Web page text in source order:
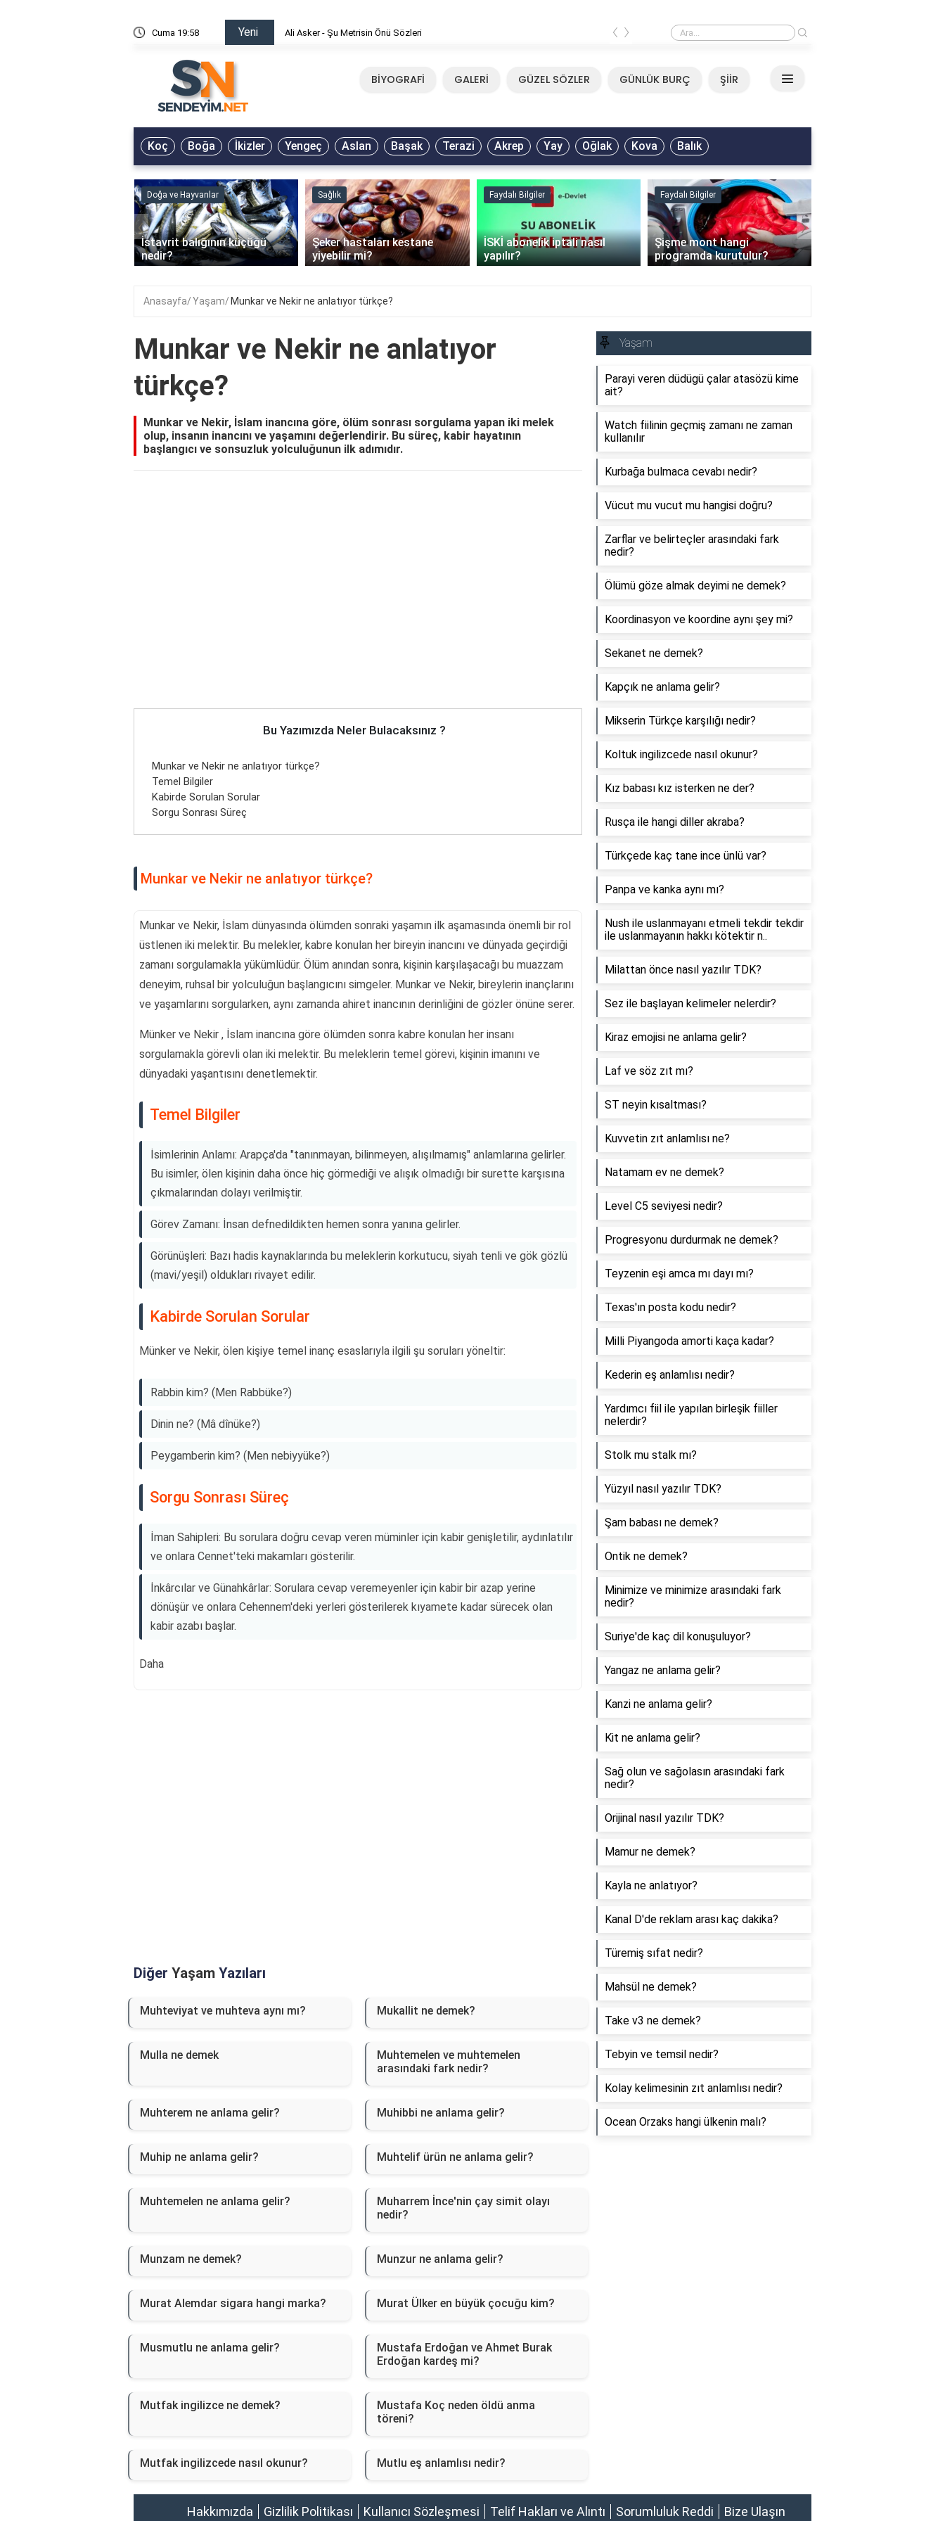
Cuma 19:58 Yeni Ali Asker - Şu Metrisin Önü Sözleri Mirkelam - Tavla Sözleri
‹ ›
BİYOGRAFİ GALERİ GÜZEL SÖZLER GÜNLÜK BURÇ ŞİİR
Koç Boğa İkizler Yengeç Aslan Başak Terazi Akrep Yay Oğlak Kova Balık
Doğa ve Hayvanlar
İstavrit balığının küçüğü
nedir?
Sağlık
Şeker hastaları kestane
yiyebilir mi?
Faydalı Bilgiler
İSKİ abonelik iptali nasıl
yapılır?
Faydalı Bilgiler
Şişme mont hangi
programda kurutulur?
‹ ›
Anasayfa Yaşam Munkar ve Nekir ne anlatıyor türkçe?
Munkar ve Nekir ne anlatıyor
türkçe?
Munkar ve Nekir, İslam inancına göre, ölüm sonrası sorgulama yapan iki melek
olup, insanın inancını ve yaşamını değerlendirir. Bu süreç, kabir hayatının
başlangıcı ve sonsuzluk yolculuğunun ilk adımıdır.
Bu Yazımızda Neler Bulacaksınız ?
Munkar ve Nekir ne anlatıyor türkçe?
Temel Bilgiler
Kabirde Sorulan Sorular
Sorgu Sonrası Süreç
Munkar ve Nekir ne anlatıyor türkçe?
Munkar ve Nekir, İslam dünyasında ölümden sonraki yaşamın ilk aşamasında önemli bir rol
üstlenen iki melektir. Bu melekler, kabre konulan her bireyin inancını ve dünyada geçirdiği
zamanı sorgulamakla yükümlüdür. Ölüm anından sonra, kişinin karşılaşacağı bu muazzam
deneyim, ruhsal bir yolculuğun başlangıcını simgeler. Munkar ve Nekir, bireylerin inançlarını
ve yaşamlarını sorgularken, aynı zamanda ahiret inancının derinliğini de gözler önüne serer.
Münker ve Nekir , İslam inancına göre ölümden sonra kabre konulan her insanı
sorgulamakla görevli olan iki melektir. Bu meleklerin temel görevi, kişinin imanını ve
dünyadaki yaşantısını denetlemektir.
Temel Bilgiler
İsimlerinin Anlamı: Arapça'da "tanınmayan, bilinmeyen, alışılmamış" anlamlarına gelirler.
Bu isimler, ölen kişinin daha önce hiç görmediği ve alışık olmadığı bir surette karşısına
çıkmalarından dolayı verilmiştir.
Görev Zamanı: İnsan defnedildikten hemen sonra yanına gelirler.
Görünüşleri: Bazı hadis kaynaklarında bu meleklerin korkutucu, siyah tenli ve gök gözlü
(mavi/yeşil) oldukları rivayet edilir.
Kabirde Sorulan Sorular
Münker ve Nekir, ölen kişiye temel inanç esaslarıyla ilgili şu soruları yöneltir:
Rabbin kim? (Men Rabbüke?)
Dinin ne? (Mâ dînüke?)
Peygamberin kim? (Men nebiyyüke?)
Sorgu Sonrası Süreç
İman Sahipleri: Bu sorulara doğru cevap veren müminler için kabir genişletilir, aydınlatılır
ve onlara Cennet'teki makamları gösterilir.
İnkârcılar ve Günahkârlar: Sorulara cevap veremeyenler için kabir bir azap yerine
dönüşür ve onlara Cehennem'deki yerleri gösterilerek kıyamete kadar sürecek olan
kabir azabı başlar.
Daha
Diğer Yaşam Yazıları
Muhteviyat ve muhteva aynı mı? Mukallit ne demek?
Mulla ne demek
Muhtemelen ve muhtemelen
arasındaki fark nedir?
Muhterem ne anlama gelir? Muhibbi ne anlama gelir?
Muhip ne anlama gelir? Muhtelif ürün ne anlama gelir?
Muhtemelen ne anlama gelir?
Muharrem İnce'nin çay simit olayı
nedir?
Munzam ne demek? Munzur ne anlama gelir?
Murat Alemdar sigara hangi marka? Murat Ülker en büyük çocuğu kim?
Musmutlu ne anlama gelir?
Mustafa Erdoğan ve Ahmet Burak
Erdoğan kardeş mi?
Mutfak ingilizce ne demek?
Mustafa Koç neden öldü anma
töreni?
Mutfak ingilizcede nasıl okunur? Mutlu eş anlamlısı nedir?
Yaşam
Parayi veren düdügü çalar atasözü kime
ait?
Watch fiilinin geçmiş zamanı ne zaman
kullanılır
Kurbağa bulmaca cevabı nedir?
Vücut mu vucut mu hangisi doğru?
Zarflar ve belirteçler arasındaki fark
nedir?
Ölümü göze almak deyimi ne demek?
Koordinasyon ve koordine aynı şey mi?
Sekanet ne demek?
Kapçık ne anlama gelir?
Mikserin Türkçe karşılığı nedir?
Koltuk ingilizcede nasıl okunur?
Kız babası kız isterken ne der?
Rusça ile hangi diller akraba?
Türkçede kaç tane ince ünlü var?
Panpa ve kanka aynı mı?
Nush ile uslanmayanı etmeli tekdir tekdir
ile uslanmayanın hakkı kötektir n..
Milattan önce nasıl yazılır TDK?
Sez ile başlayan kelimeler nelerdir?
Kiraz emojisi ne anlama gelir?
Laf ve söz zıt mı?
ST neyin kısaltması?
Kuvvetin zıt anlamlısı ne?
Natamam ev ne demek?
Level C5 seviyesi nedir?
Progresyonu durdurmak ne demek?
Teyzenin eşi amca mı dayı mı?
Texas'ın posta kodu nedir?
Milli Piyangoda amorti kaça kadar?
Kederin eş anlamlısı nedir?
Yardımcı fiil ile yapılan birleşik fiiller
nelerdir?
Stolk mu stalk mı?
Yüzyıl nasıl yazılır TDK?
Şam babası ne demek?
Ontik ne demek?
Minimize ve minimize arasındaki fark
nedir?
Suriye'de kaç dil konuşuluyor?
Yangaz ne anlama gelir?
Kanzi ne anlama gelir?
Kit ne anlama gelir?
Sağ olun ve sağolasın arasındaki fark
nedir?
Orijinal nasıl yazılır TDK?
Mamur ne demek?
Kayla ne anlatıyor?
Kanal D'de reklam arası kaç dakika?
Türemiş sıfat nedir?
Mahsül ne demek?
Take v3 ne demek?
Tebyin ve temsil nedir?
Kolay kelimesinin zıt anlamlısı nedir?
Ocean Orzaks hangi ülkenin malı?
Hakkımızda Gizlilik Politikası Kullanıcı Sözleşmesi Telif Hakları ve Alıntı Sorumluluk Reddi Bize Ulaşın